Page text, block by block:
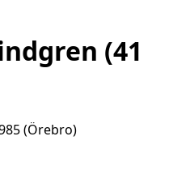
(41
(Örebro)